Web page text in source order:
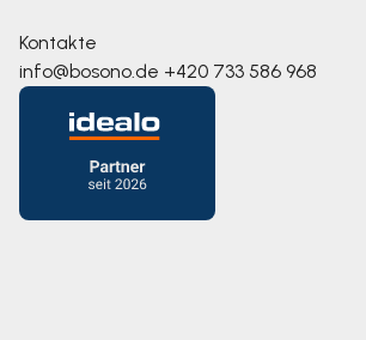
Kontakte
info@bosono.de +420 733 586 968